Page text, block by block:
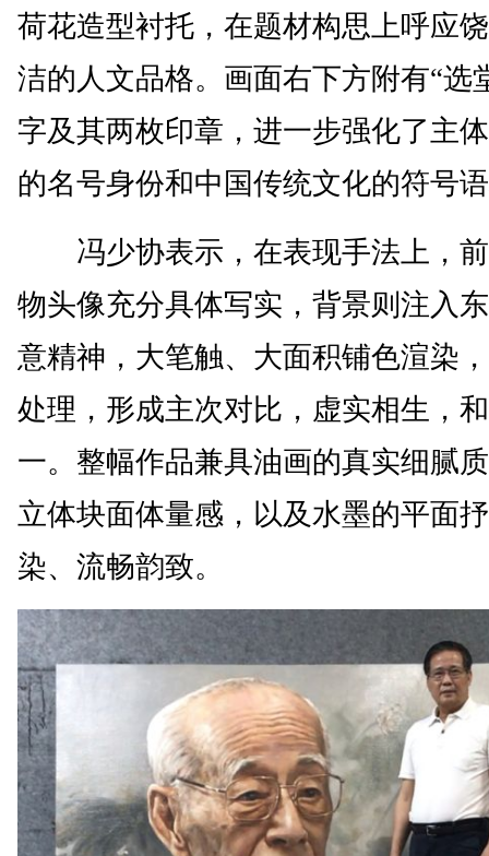
荷花造型衬托，在题材构思上呼应
洁的人文品格。画面右下方附有“选
字及其两枚印章，进一步强化了主
的名号身份和中国传统文化的符号
冯少协表示，在表现手法上，
物头像充分具体写实，背景则注入
意精神，大笔触、大面积铺色渲染
处理，形成主次对比，虚实相生，
一。整幅作品兼具油画的真实细腻
立体块面体量感，以及水墨的平面
染、流畅韵致。